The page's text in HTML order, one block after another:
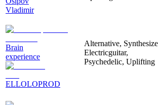
Vladimir
Brain
experience
ELLOLOPROD
Alternative,
Electricguitar,
Psychedelic, Uplifting